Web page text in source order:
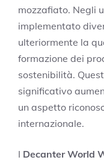
mozzafiato. Negli
implementato
ulteriormente la
formazione dei
sostenibilità.
significativo
un aspetto
internazionale.
I Decanter World